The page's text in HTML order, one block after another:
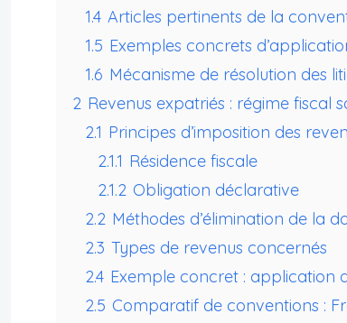
1.4 Articles pertinents de la
1.5 Exemples concrets
1.6 Mécanisme de résolution des
2 Revenus expatriés : régime fiscal
2.1 Principes d’imposition des
2.1.1 Résidence fiscale
2.1.2 Obligation déclarative
2.2 Méthodes d’élimination de la
2.3 Types de revenus concernés
2.4 Exemple concret : application
2.5 Comparatif de conventions :